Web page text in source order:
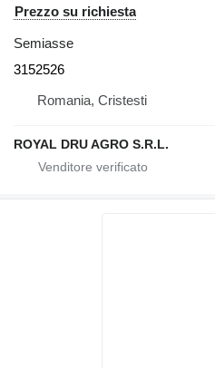
Prezzo su richiesta
Semiasse
3152526
Romania, Cristesti
ROYAL DRU AGRO S.R.L.